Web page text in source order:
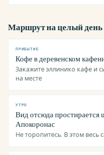
Маршрут на целый день
ПРИБЫТИЕ
Кофе в деревенском
Закажите эллинико кафе и
на месте
УТРО
Вид отсюда простирается
Апокоронас
Не торопитесь. В этом весь